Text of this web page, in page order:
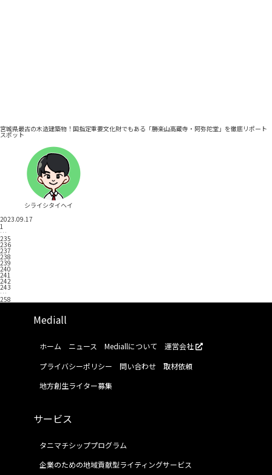
宮城県最古の木造建築物！国指定重要文化財でもある「勝楽山高蔵寺・阿弥陀堂」を徹底リポート
スポット
シライシタイヘイ
2023.09.17
1
…
235
236
237
238
239
240
241
242
243
…
258
Mediall
ホーム ニュース Mediallについて
運営会社
プライバシーポリシー
問い合わせ
取材依頼
地方創生ライター募集
サービス
タニマチシッププログラム
企業のための地域貢献型ライティングサービス